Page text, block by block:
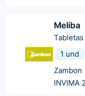
Meliba
Tabletas
1 und
Zambon
INVIMA